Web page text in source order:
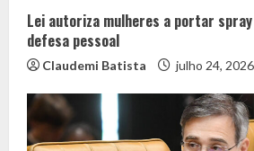
Lei autoriza mulheres a portar
defesa pessoal
Claudemi Batista julho 24, 2026